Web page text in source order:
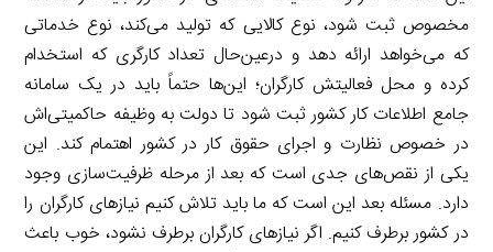
مخصوص ثبت شود، نوع کالایی که تولید می‌کند، نوع خدماتی
که می‌خواهد ارائه دهد و درعین‌حال تعداد کارگری که استخدام
کرده و محل فعالیتش کارگران؛ این‌ها حتماً باید در یک سامانه
جامع اطلاعات کار کشور ثبت شود تا دولت به وظیفه حاکمیتی‌اش
در خصوص نظارت و اجرای حقوق کار در کشور اهتمام کند. این
یکی از نقص‌های جدی است که بعد از مرحله ظرفیت‌سازی وجود
دارد. مسئله بعد این است که ما باید تلاش کنیم نیازهای کارگران را
در کشور برطرف کنیم. اگر نیازهای کارگران برطرف نشود، خوب باعث